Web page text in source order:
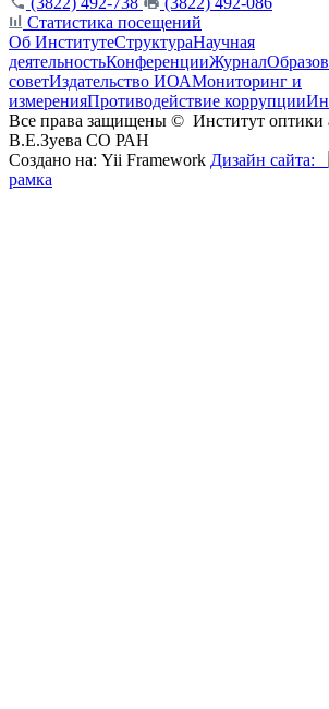
Статистика посещений
Об ИнститутеСтруктураНаучная
деятельностьКонференцииЖурнал
советИздательство ИОАМониторинг и
измеренияПротиводействие коррупции
Все права защищены © Институт
В.Е.Зуева СО РАН
Создано на: Yii Framework Дизайн сайта:
рамка